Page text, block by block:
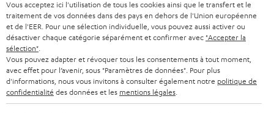
v
o
u
s
à
l
Catégories
HOME CINEMA
SYSTEMES COMPLETS HOME CINEMA
Société
SUPPORT
Boutiques en ligne Teufel
Vous acceptez ici l'utilisation de tous les cookies ainsi que le transfert et le
traitement de vos données dans des pays en dehors de l'Union européenne
et de l'EER. Pour une sélection individuelle, vous pouvez aussi activer ou
désactiver chaque catégorie séparément et confirmer avec "Accepter la
sélection"
Vous pouvez adapter et révoquer tous les consentements à tout moment,
avec effet pour l’avenir, sous "Paramètres de données". Pour plus
d'informations, nous vous invitons à consulter également notre politique de
confidentialité des données et les mentions légales